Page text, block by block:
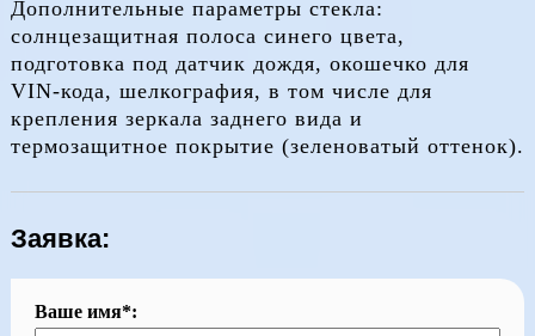
Дополнительные параметры стекла:
солнцезащитная полоса синего цвета,
подготовка под датчик дождя, окошечко для
VIN-кода, шелкография, в том числе для
крепления зеркала заднего вида и
термозащитное покрытие (зеленоватый оттенок).
Заявка:
Ваше имя*: